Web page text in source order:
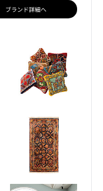
ブランド詳細へ